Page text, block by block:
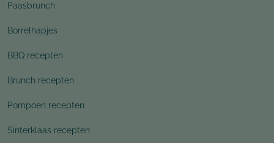
Paasbrunch
Borrelhapjes
BBQ recepten
Brunch recepten
Pompoen recepten
Sinterklaas recepten